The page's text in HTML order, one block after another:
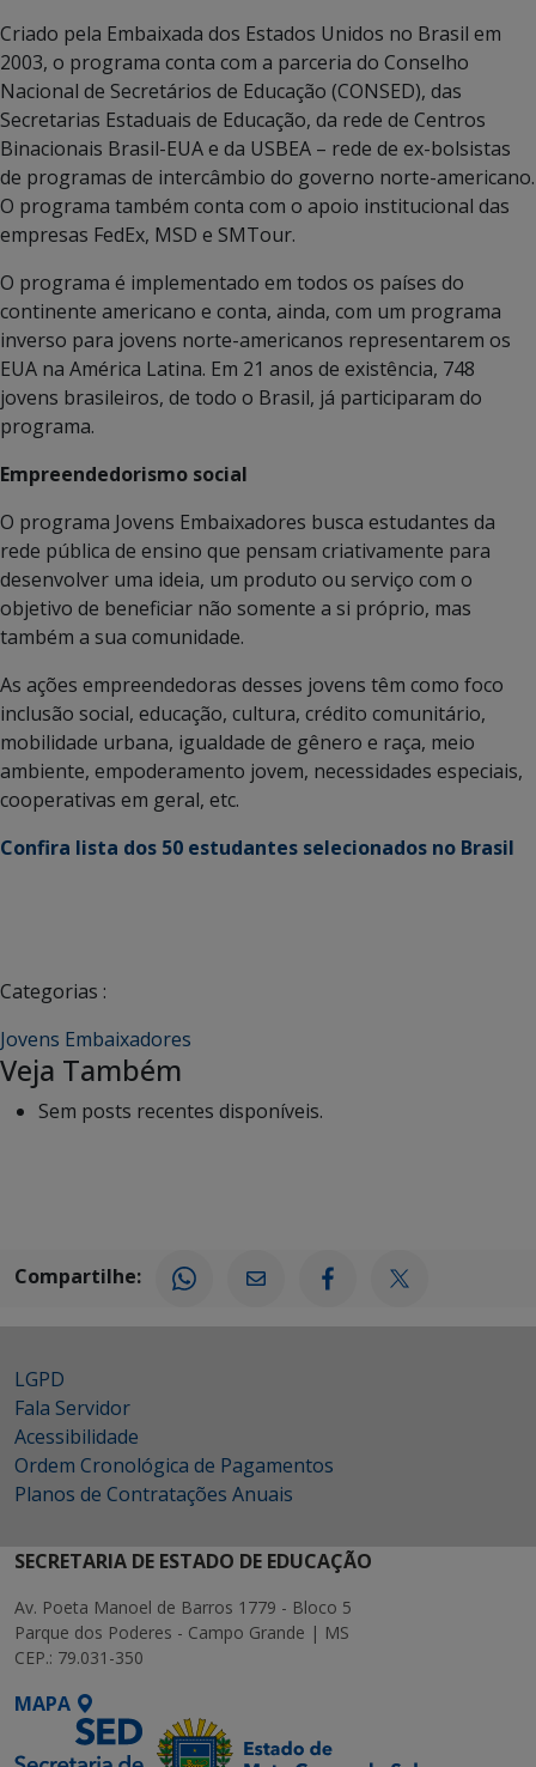
Criado pela Embaixada dos Estados Unidos no Brasil em
2003, o programa conta com a parceria do Conselho
Nacional de Secretários de Educação (CONSED), das
Secretarias Estaduais de Educação, da rede de Centros
Binacionais Brasil-EUA e da USBEA – rede de ex-bolsistas
de programas de intercâmbio do governo norte-americano.
O programa também conta com o apoio institucional das
empresas FedEx, MSD e SMTour.
O programa é implementado em todos os países do
continente americano e conta, ainda, com um programa
inverso para jovens norte-americanos representarem os
EUA na América Latina. Em 21 anos de existência, 748
jovens brasileiros, de todo o Brasil, já participaram do
programa.
Empreendedorismo social
O programa Jovens Embaixadores busca estudantes da
rede pública de ensino que pensam criativamente para
desenvolver uma ideia, um produto ou serviço com o
objetivo de beneficiar não somente a si próprio, mas
também a sua comunidade.
As ações empreendedoras desses jovens têm como foco
inclusão social, educação, cultura, crédito comunitário,
mobilidade urbana, igualdade de gênero e raça, meio
ambiente, empoderamento jovem, necessidades especiais,
cooperativas em geral, etc.
Confira lista dos 50 estudantes selecionados no Brasil
Categorias :
Jovens Embaixadores
Veja Também
Sem posts recentes disponíveis.
Compartilhe:
LGPD
Fala Servidor
Acessibilidade
Ordem Cronológica de Pagamentos
Planos de Contratações Anuais
SECRETARIA DE ESTADO DE EDUCAÇÃO
Av. Poeta Manoel de Barros 1779 - Bloco 5
Parque dos Poderes - Campo Grande | MS
CEP.: 79.031-350
MAPA